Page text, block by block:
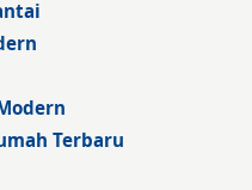
Terbaru